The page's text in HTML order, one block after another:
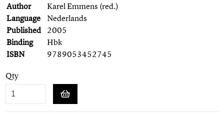
Author
Karel Emmens (red.)
Language
Nederlands
Published 2005
Binding
Hbk
ISBN
9789053452745
Qty